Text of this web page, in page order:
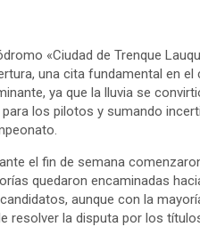
«Ciudad de Trenque
una cita fundamental en
ya que la lluvia se
los pilotos y sumando
el fin de semana
quedaron encaminadas
aunque con la
resolver la disputa por los